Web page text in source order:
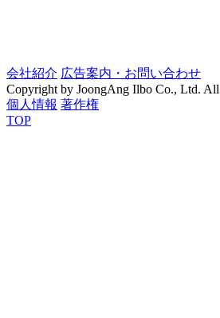
会社紹介 広告案内・お問い合わせ
Copyright by JoongAng Ilbo Co., Ltd. All
個人情報 著作権
TOP